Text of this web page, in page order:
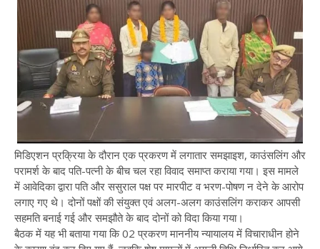
मिडिएशन प्रक्रिया के दौरान एक प्रकरण में लगातार समझाइश, काउंसलिंग और
परामर्श के बाद पति-पत्नी के बीच चल रहा विवाद समाप्त कराया गया। इस मामले
में आवेदिका द्वारा पति और ससुराल पक्ष पर मारपीट व भरण-पोषण न देने के आरोप
लगाए गए थे। दोनों पक्षों की संयुक्त एवं अलग-अलग काउंसलिंग कराकर आपसी
सहमति बनाई गई और समझौते के बाद दोनों को विदा किया गया।
बैठक में यह भी बताया गया कि 02 प्रकरण माननीय न्यायालय में विचाराधीन होने